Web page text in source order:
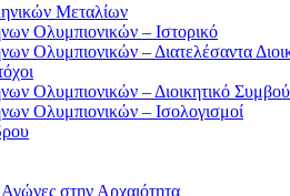
Μεταλίων
Ολυμπιονικών – Ιστορικό
Ολυμπιονικών – Διατελέσαντα
Ολυμπιονικών – Διοικητικό
Ολυμπιονικών – Ισολογισμοί
στην Αρχαιότητα